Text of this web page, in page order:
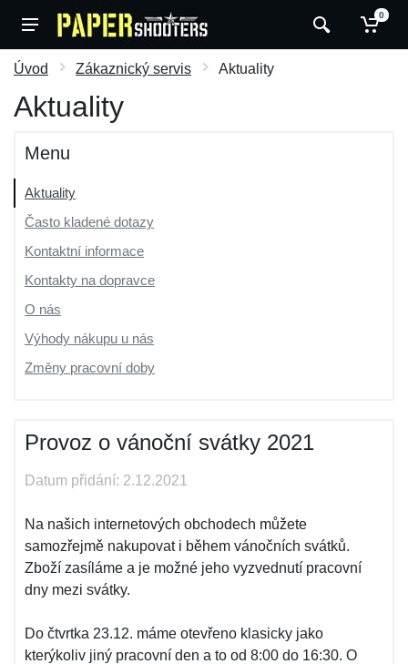
0
Úvod Zákaznický servis Aktuality
Aktuality
Menu
Aktuality
Často kladené dotazy
Kontaktní informace
Kontakty na dopravce
O nás
Výhody nákupu u nás
Změny pracovní doby
Provoz o vánoční svátky 2021
Datum přidání: 2.12.2021
Na našich internetových obchodech můžete
samozřejmě nakupovat i během vánočních svátků.
Zboží zasíláme a je možné jeho vyzvednutí pracovní
dny mezi svátky.
Do čtvrtka 23.12. máme otevřeno klasicky jako
kterýkoliv jiný pracovní den a to od 8:00 do 16:30. O